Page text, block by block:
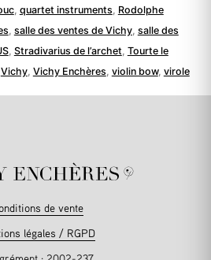
, quartet instruments, Rodolphe
, salle des ventes de Vichy, salle des
, Stradivarius de l’archet, Tourte le
Vichy, Vichy Enchères, violin bow, virole
de vente
légales / RGPD